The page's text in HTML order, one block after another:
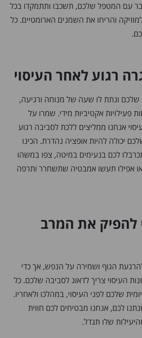
עם המטפל שלכם, תשכבו ותתמקדו בכל
והריחו את השמנים הארומטיים. כל
רגוע לאחר העיסוי
ונתת לו שעה של מנוחה ורגיעה,
פעילויות אקטיביות מידי. שמרו על
אנחנו ממליצים ללכת לסביבה רגוע
יכולה להיות אופציה נהדרת. הכינו
לכם בנעימים במיטה, צפו במשהו
אפילו תעשו אמבטיה שתשחרר ותרפה
להפיק את המרב
הגוף ושמירה על הנפש, אך כדי
העיסוי צריך לדאוג לסביבה שלכם. כל
שלכם לפני העיסוי, במהלכו ולאחריו.
לכם, אנחנו מבטיחים לכם חווית
שלו תגדל.